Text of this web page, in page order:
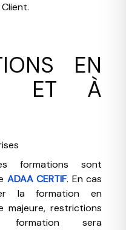
EN
ET À
formations sont
ADAA CERTIF. En cas
la formation en
majeure, restrictions
formation sera